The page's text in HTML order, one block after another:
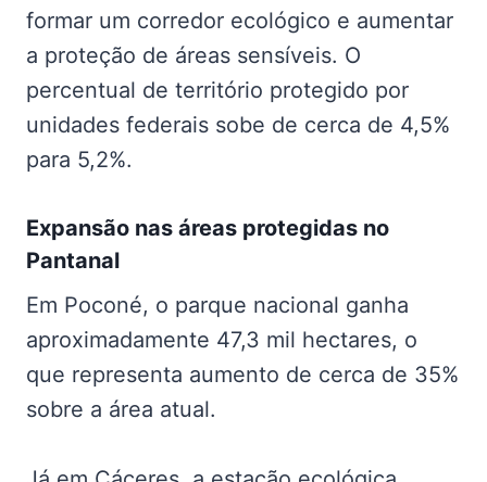
formar um corredor ecológico e aumentar
a proteção de áreas sensíveis. O
percentual de território protegido por
unidades federais sobe de cerca de 4,5%
para 5,2%.
Expansão nas áreas protegidas no
Pantanal
Em Poconé, o parque nacional ganha
aproximadamente 47,3 mil hectares, o
que representa aumento de cerca de 35%
sobre a área atual.